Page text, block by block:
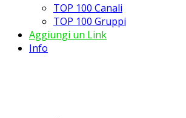
TOP 100 Canali
TOP 100 Gruppi
Aggiungi un Link
Info